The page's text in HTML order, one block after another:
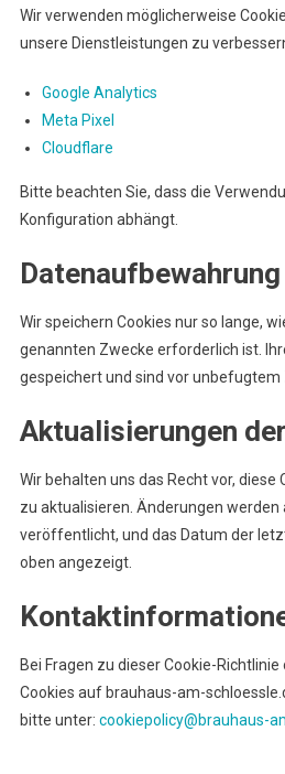
Wir verwenden möglicherweise
unsere Dienstleistungen zu
Google Analytics
Meta Pixel
Cloudflare
Bitte beachten Sie, dass die
Konfiguration abhängt.
Wir speichern Cookies nur so lange,
genannten Zwecke erforderlich ist.
gespeichert und sind vor
Aktualisierungen
Wir behalten uns das Recht vor,
zu aktualisieren. Änderungen werden
veröffentlicht, und das Datum der
oben angezeigt.
Bei Fragen zu dieser Cookie-
Cookies auf brauhaus-am-
bitte unter: cookiepolicy@brauhaus-